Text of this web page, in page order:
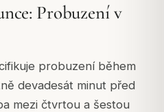
Probuzení v
probuzení během
devadesát minut před
mezi čtvrtou a šestou